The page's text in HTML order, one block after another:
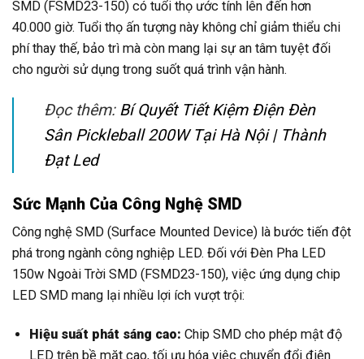
SMD (FSMD23-150) có tuổi thọ ước tính lên đến hơn
40.000 giờ. Tuổi thọ ấn tượng này không chỉ giảm thiểu chi
phí thay thế, bảo trì mà còn mang lại sự an tâm tuyệt đối
cho người sử dụng trong suốt quá trình vận hành.
Đọc thêm: Bí Quyết Tiết Kiệm Điện Đèn
Sân Pickleball 200W Tại Hà Nội | Thành
Đạt Led
Sức Mạnh Của Công Nghệ SMD
Công nghệ SMD (Surface Mounted Device) là bước tiến đột
phá trong ngành công nghiệp LED. Đối với Đèn Pha LED
150w Ngoài Trời SMD (FSMD23-150), việc ứng dụng chip
LED SMD mang lại nhiều lợi ích vượt trội:
Hiệu suất phát sáng cao: Chip SMD cho phép mật độ
LED trên bề mặt cao, tối ưu hóa việc chuyển đổi điện